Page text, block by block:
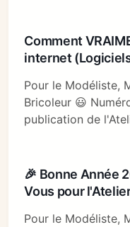
Comment
internet
Pour le Modéliste,
Bricoleur 😃
publication de
🎉 Bonne Année
Vous pour
Pour le Modéliste,